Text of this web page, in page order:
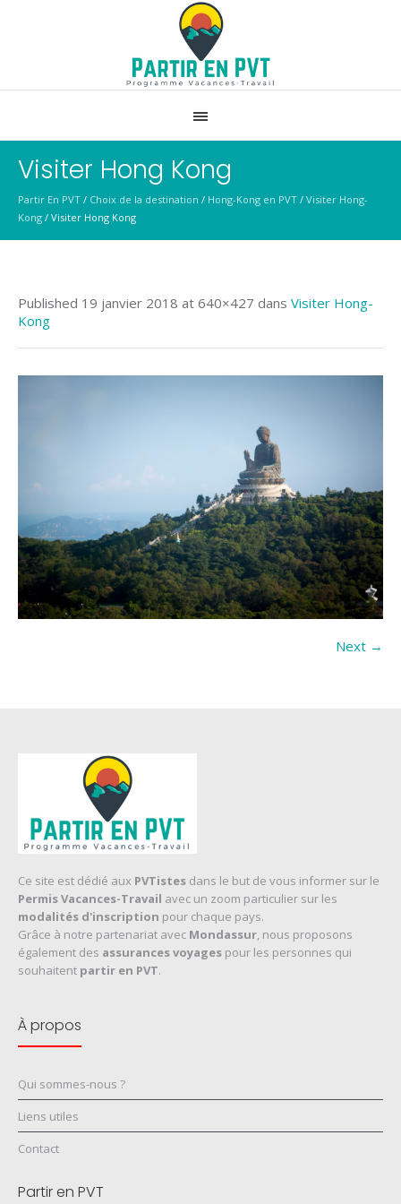
Visiter Hong Kong
Partir En PVT / Choix de la destination / Hong-Kong en PVT / Visiter Hong-
Kong / Visiter Hong Kong
Published 19 janvier 2018 at 640×427 dans Visiter Hong-
Kong
Next →
Ce site est dédié aux PVTistes dans le but de vous informer sur le
Permis Vacances-Travail avec un zoom particulier sur les
modalités d'inscription pour chaque pays.
Grâce à notre partenariat avec Mondassur , nous proposons
également des assurances voyages pour les personnes qui
souhaitent partir en PVT.
À propos
Qui sommes-nous ?
Liens utiles
Contact
Partir en PVT